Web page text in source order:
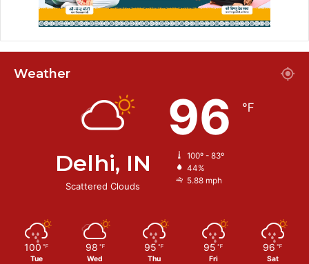
Weather
Delhi, IN
Scattered Clouds
96 ℉
100º - 83º
44%
5.88 mph
100 ℉
Tue
98 ℉
Wed
95 ℉
Thu
95 ℉
Fri
96 ℉
Sat